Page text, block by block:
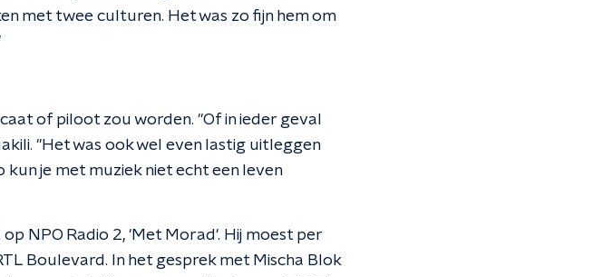
met twee culturen. Het was zo fijn hem om
of piloot zou worden. "Of in ieder geval
"Het was ook wel even lastig uitleggen
je met muziek niet echt een leven
NPO Radio 2, 'Met Morad'. Hij moest per
Boulevard. In het gesprek met Mischa Blok